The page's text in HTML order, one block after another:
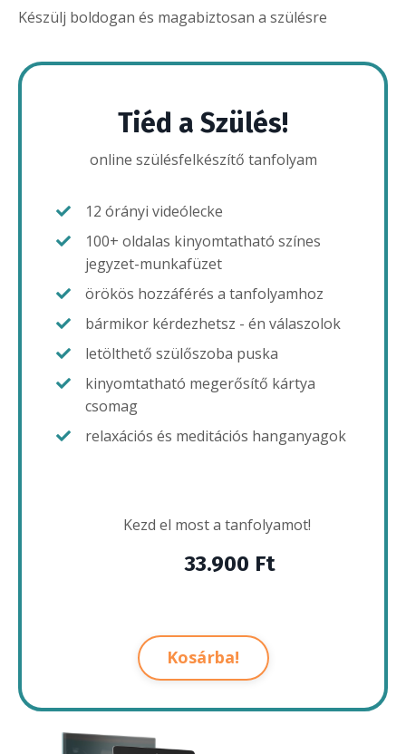
Készülj boldogan és magabiztosan a szülésre
Tiéd a Szülés!
online szülésfelkészítő tanfolyam
12 órányi videólecke
100+ oldalas kinyomtatható színes
jegyzet-munkafüzet
örökös hozzáférés a tanfolyamhoz
bármikor kérdezhetsz - én válaszolok
letölthető szülőszoba puska
kinyomtatható megerősítő kártya
csomag
relaxációs és meditációs hanganyagok
Kezd el most a tanfolyamot!
33.900 Ft
Kosárba!